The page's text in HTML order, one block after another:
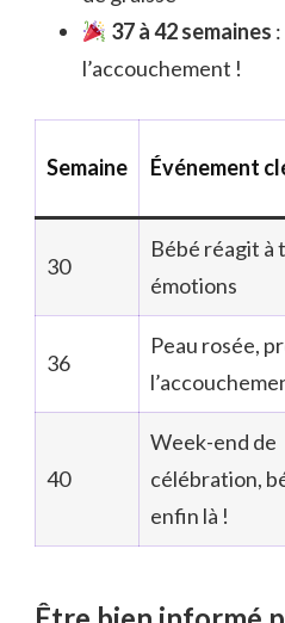
37 à 42 semaines
l’accouchement !
Semaine Événement
30
Bébé réagit à
émotions
36
Peau rosée,
40
Week-end de
célébration,
enfin là !